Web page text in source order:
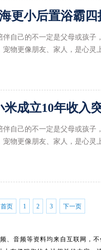
自己的不一定是父母或孩子
物更像朋友、家人，是心灵
成立10年收入
自己的不一定是父母或孩子
物更像朋友、家人，是心灵
首页 1 2 3 下一页
、音频等资料均来自互联网，